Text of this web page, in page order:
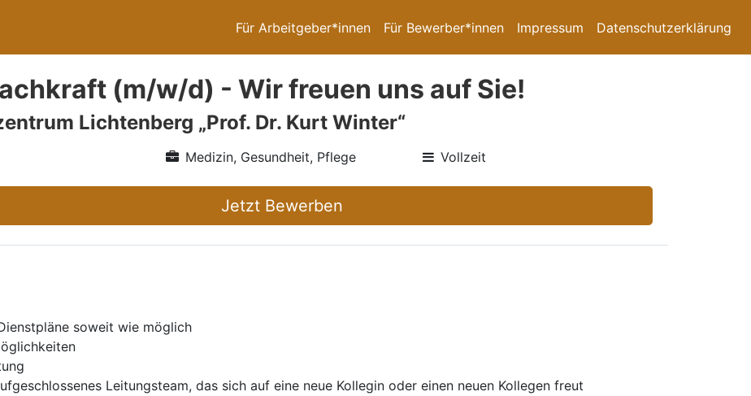
Für Arbeitgeber*innen Für Bewerber*innen Impressum Datenschutzerklärung
(m/w/d) - Wir freuen uns auf Sie!
Lichtenberg „Prof. Dr. Kurt Winter“
Medizin, Gesundheit, Pflege Vollzeit
Jetzt Bewerben
soweit wie möglich
Leitungsteam, das sich auf eine neue Kollegin oder einen neuen Kollegen freut